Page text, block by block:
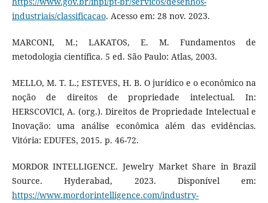
industriais/classificacao. Acesso em: 28 nov. 2023.
MARCONI, M.; LAKATOS, E. M. Fundamentos de
metodologia científica. 5 ed. São Paulo: Atlas, 2003.
MELLO, M. T. L.; ESTEVES, H. B. O jurídico e o econômico na
noção de direitos de propriedade intelectual. In:
HERSCOVICI, A. (org.). Direitos de Propriedade Intelectual e
Inovação: uma análise econômica além das evidências.
Vitória: EDUFES, 2015. p. 46-72.
MORDOR INTELLIGENCE. Jewelry Market Share in Brazil
Source. Hyderabad, 2023. Disponível em:
https://www.mordorintelligence.com/industry-